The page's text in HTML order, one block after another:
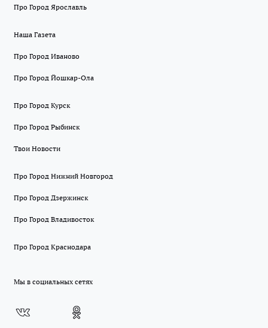
Про Город Ярославль
Наша Газета
Про Город Иваново
Про Город Йошкар-Ола
Про Город Курск
Про Город Рыбинск
Твои Новости
Про Город Нижний Новгород
Про Город Дзержинск
Про Город Владивосток
Про Город Краснодара
Мы в социальных сетях